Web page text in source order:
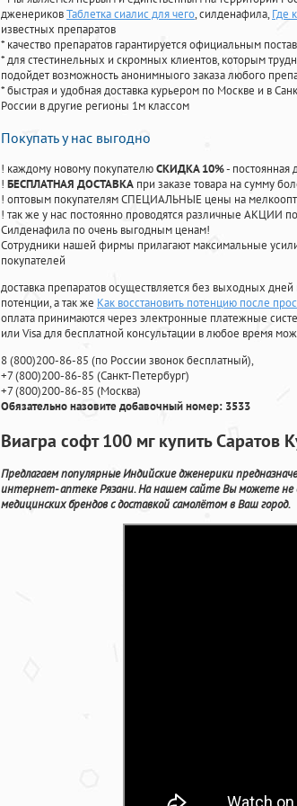
дженериковТаблетка сиалис для чего, силденафила, Где
известных препаратов
* качество препаратов гарантируется официальным
* для стестинельных и скромных клиентов, которым
подойдет возможность анонимныого заказа любого
* быстрая и удобная доставка курьером по Москве и в
России в другие регионы 1м классом
Покупать у нас выгодно
! каждому новому покупателюСКИДКА 10%- постоянная
! БЕСПЛАТНАЯ ДОСТАВКА при заказе товара на сумму
! оптовым покупателям СПЕЦИАЛЬНЫЕ цены на
! так же у нас постоянно проводятся различные АКЦИИ
Силденафила по очень выгодным ценам!
Cотрудники нашей фирмы прилагают максимальные
покупателей
доставка препаратов осуществляется без выходных
потенции, а так же Как восстановить потенцию после
оплата принимаются через электронные платежные
или Visa для бесплатной консультации в любое время
8(800)200-86-85 (по России звонок бесплатный),
+7(800)200-86-85 (Санкт-Петербург)
+7(800)200-86-85 (Москва)
Обязательно назовите добавочный номер: 3533
Виагра софт 100 мг купить Саратов
Предлагаем популярные Индийские дженерики
интернет- аптеке Рязани. На нашем сайте Вы можете
медицинских брендов с доставкой самолётом в Ваш город.